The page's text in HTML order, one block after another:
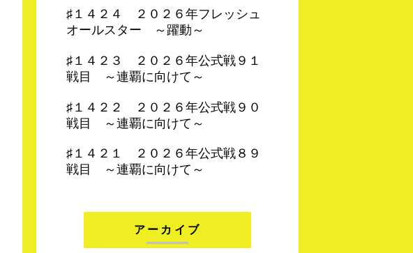
♯１４２４ ２０２６年フレッシュ
オールスター ～躍動～
♯１４２３ ２０２６年公式戦９１
戦目 ～連覇に向けて～
♯１４２２ ２０２６年公式戦９０
戦目 ～連覇に向けて～
♯１４２１ ２０２６年公式戦８９
戦目 ～連覇に向けて～
アーカイブ